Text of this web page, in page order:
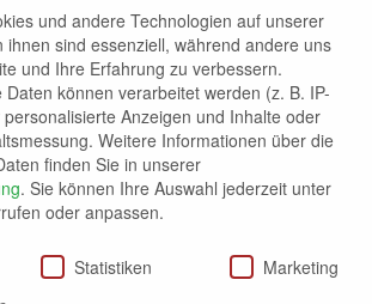
vorhanden
und andere Technologien auf unserer
ihnen sind essenziell, während andere uns
und Ihre Erfahrung zu verbessern.
können verarbeitet werden (z. B. IP-
Anzeigen und Inhalte oder
Weitere Informationen über die
finden Sie in unserer
. Sie können Ihre Auswahl jederzeit unter
oder anpassen.
Statistiken
Marketing